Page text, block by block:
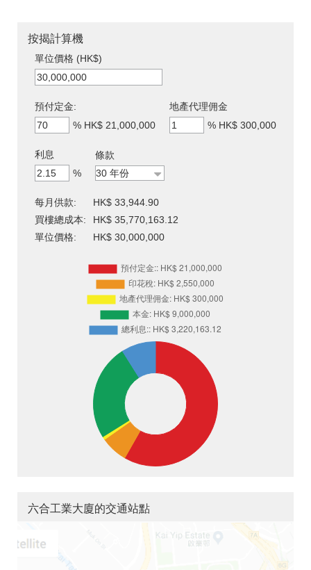
按揭計算機
單位價格 (HK$)
預付定金:
% HK$ 21,000,000
地產代理佣金
% HK$ 300,000
利息
%
條款
每月供款:
HK$ 33,944.90
買樓總成本:
HK$ 35,770,163.12
單位價格:
HK$ 30,000,000
六合工業大廈的交通站點